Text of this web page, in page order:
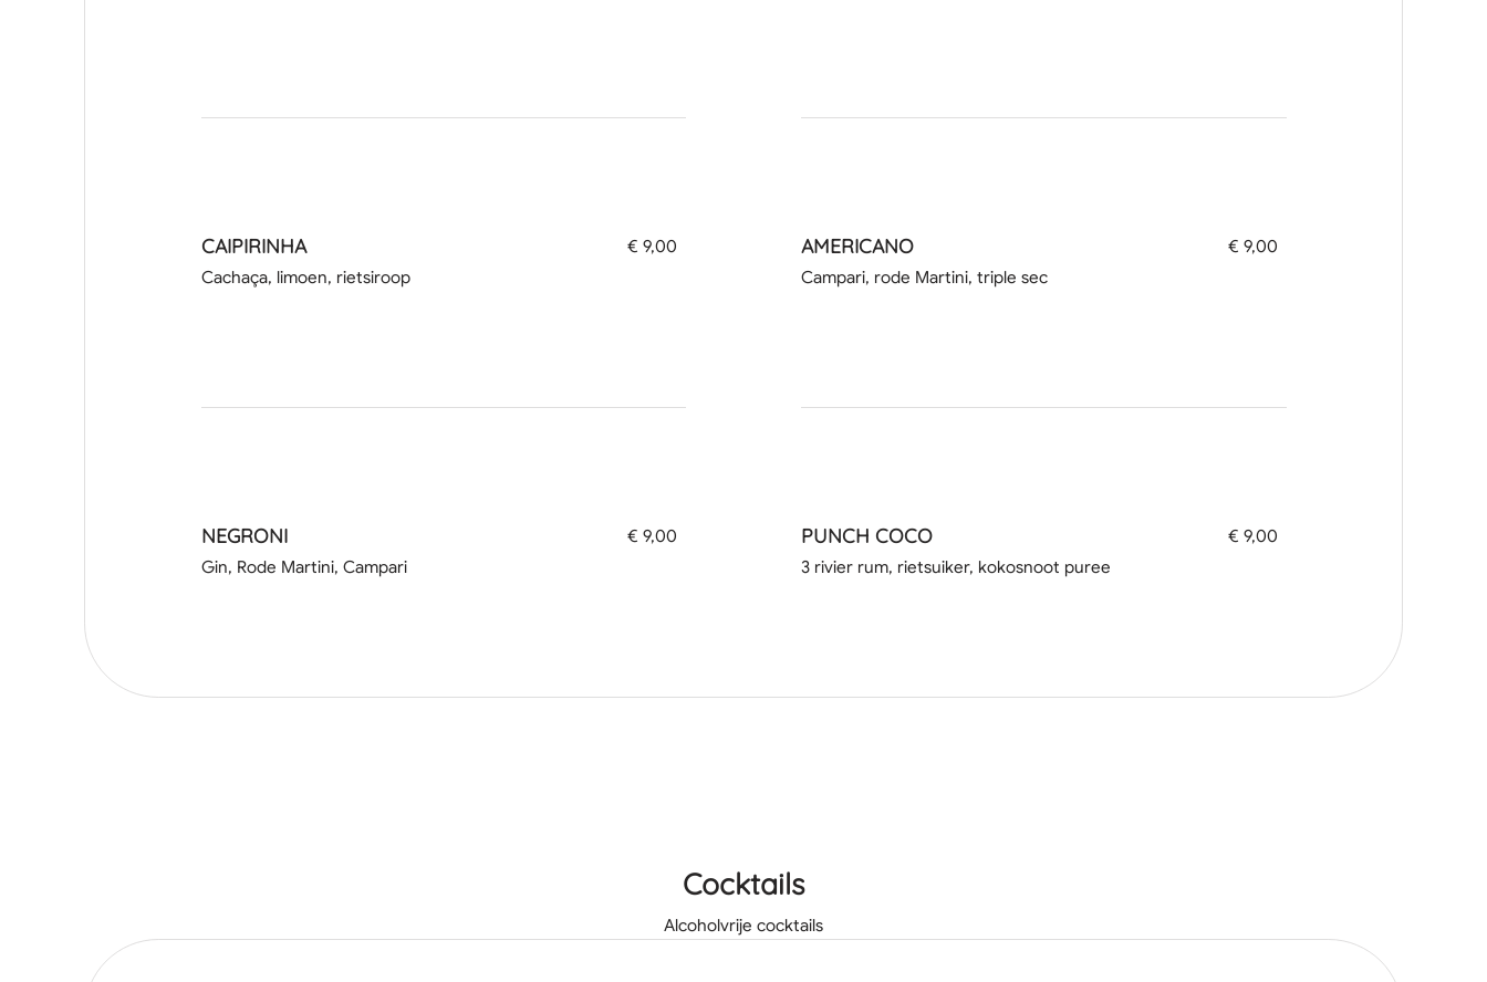
CAIPIRINHA
Cachaça, limoen, rietsiroop
€ 9,00 AMERICANO
Campari, rode Martini, triple sec
€ 9,00
NEGRONI
Gin, Rode Martini, Campari
€ 9,00 PUNCH COCO
3 rivier rum, rietsuiker, kokosnoot puree
€ 9,00
Cocktails
Alcoholvrije cocktails